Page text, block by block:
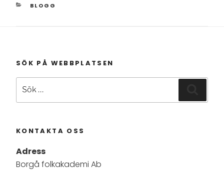
KATEGORIER
BLOGG
SÖK PÅ WEBBPLATSEN
efter:
KONTAKTA OSS
Adress
Borgå folkakademi Ab